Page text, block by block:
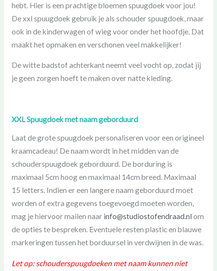
hebt. Hier is een prachtige bloemen spuugdoek voor jou!
De xxl spuugdoek gebruik je als schouder spuugdoek, maar
ook in de kinderwagen of wieg voor onder het hoofdje. Dat
maakt het opmaken en verschonen veel makkelijker!
De witte badstof achterkant neemt veel vocht op, zodat jij
je geen zorgen hoeft te maken over natte kleding.
XXL Spuugdoek met naam geborduurd
Laat de grote spuugdoek personaliseren voor een origineel
kraamcadeau! De naam wordt in het midden van de
schouderspuugdoek geborduurd. De borduring is
maximaal 5cm hoog en maximaal 14cm breed. Maximaal
15 letters. Indien er een langere naam geborduurd moet
worden of extra gegevens toegevoegd moeten worden,
mag je hiervoor mailen naar info@studiostofendraad.nl om
de opties te bespreken. Eventuele resten plastic en blauwe
markeringen tussen het borduursel in verdwijnen in de was.
Let op: schouderspuugdoeken met naam kunnen niet